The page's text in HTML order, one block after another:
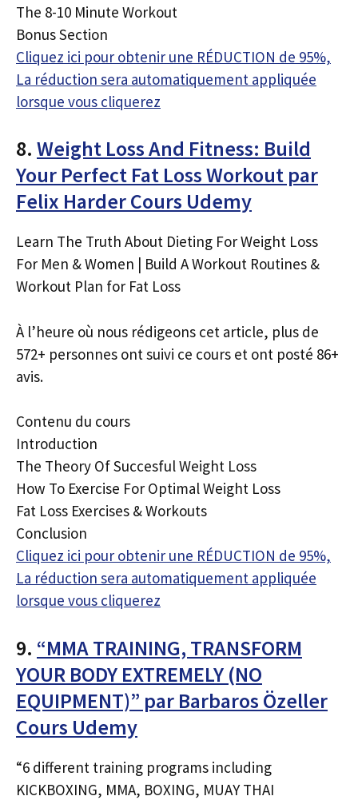
The 8-10 Minute Workout
Bonus Section
Cliquez ici pour obtenir une RÉDUCTION de 95%,
La réduction sera automatiquement appliquée
lorsque vous cliquerez
8. Weight Loss And Fitness: Build
Your Perfect Fat Loss Workout par
Felix Harder Cours Udemy
Learn The Truth About Dieting For Weight Loss
For Men & Women | Build A Workout Routines &
Workout Plan for Fat Loss
À l’heure où nous rédigeons cet article, plus de
572+ personnes ont suivi ce cours et ont posté 86+
avis.
Contenu du cours
Introduction
The Theory Of Succesful Weight Loss
How To Exercise For Optimal Weight Loss
Fat Loss Exercises & Workouts
Conclusion
Cliquez ici pour obtenir une RÉDUCTION de 95%,
La réduction sera automatiquement appliquée
lorsque vous cliquerez
9. “MMA TRAINING, TRANSFORM
YOUR BODY EXTREMELY (NO
EQUIPMENT)” par Barbaros Özeller
Cours Udemy
“6 different training programs including
KICKBOXING, MMA, BOXING, MUAY THAI